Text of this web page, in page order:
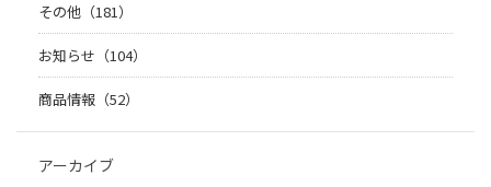
その他（181）
お知らせ（104）
商品情報（52）
アーカイブ